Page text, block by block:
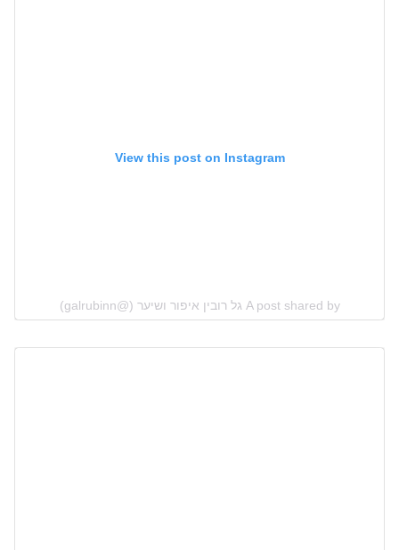
View this post on Instagram
A post shared by גל רובין איפור ושיער (@galrubinn)